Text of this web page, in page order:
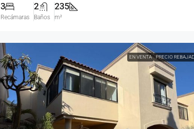
3
Recámaras
2
Baños
235
m²
EN VENTA PRECIO